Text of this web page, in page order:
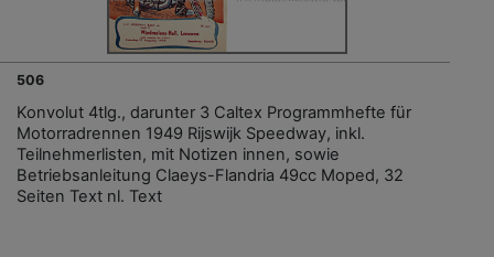
506
Konvolut 4tlg., darunter 3 Caltex Programmhefte für
Motorradrennen 1949 Rijswijk Speedway, inkl.
Teilnehmerlisten, mit Notizen innen, sowie
Betriebsanleitung Claeys-Flandria 49cc Moped, 32
Seiten Text nl. Text